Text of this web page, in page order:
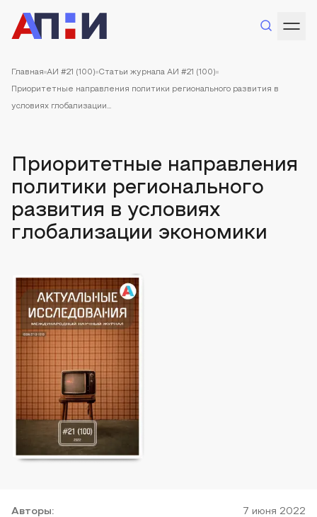
Главная АИ #21 (100) Статьи журнала АИ #21 (100)
Приоритетные направления политики регионального развития в
условиях глобализации...
Приоритетные направления
политики регионального
развития в условиях
глобализации экономики
Авторы:
7 июня 2022